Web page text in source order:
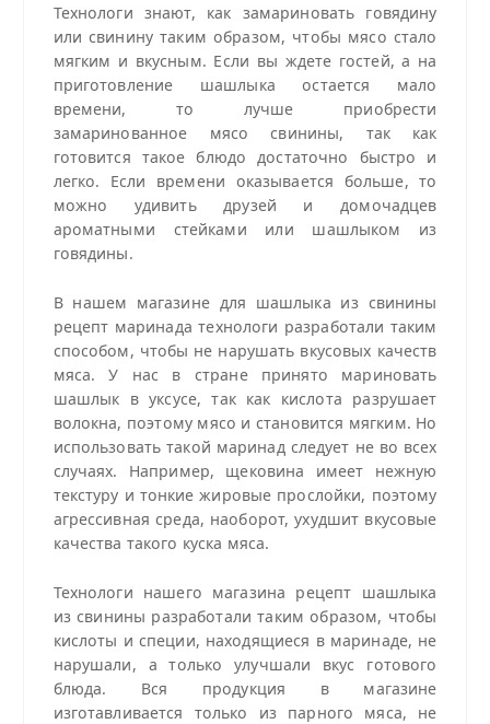
Технологи знают, как замариновать говядину
или свинину таким образом, чтобы мясо стало
мягким и вкусным. Если вы ждете гостей, а на
приготовление шашлыка остается мало
времени, то лучше приобрести
замаринованное мясо свинины, так как
готовится такое блюдо достаточно быстро и
легко. Если времени оказывается больше, то
можно удивить друзей и домочадцев
ароматными стейками или шашлыком из
говядины.
В нашем магазине для шашлыка из свинины
рецепт маринада технологи разработали таким
способом, чтобы не нарушать вкусовых качеств
мяса. У нас в стране принято мариновать
шашлык в уксусе, так как кислота разрушает
волокна, поэтому мясо и становится мягким. Но
использовать такой маринад следует не во всех
случаях. Например, щековина имеет нежную
текстуру и тонкие жировые прослойки, поэтому
агрессивная среда, наоборот, ухудшит вкусовые
качества такого куска мяса.
Технологи нашего магазина рецепт шашлыка
из свинины разработали таким образом, чтобы
кислоты и специи, находящиеся в маринаде, не
нарушали, а только улучшали вкус готового
блюда. Вся продукция в магазине
изготавливается только из парного мяса, не